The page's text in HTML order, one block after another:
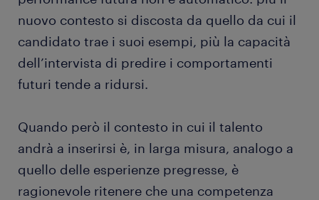
nuovo contesto si discosta da quello da cui il
candidato trae i suoi esempi, più la capacità
dell’intervista di predire i comportamenti
futuri tende a ridursi.
Quando però il contesto in cui il talento
andrà a inserirsi è, in larga misura, analogo a
quello delle esperienze pregresse, è
ragionevole ritenere che una competenza